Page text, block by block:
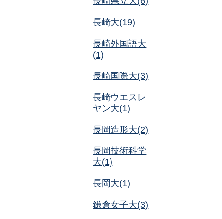
長崎大(19)
長崎外国語大
(1)
長崎国際大(3)
長崎ウエスレ
ヤン大(1)
長岡造形大(2)
長岡技術科学
大(1)
長岡大(1)
鎌倉女子大(3)